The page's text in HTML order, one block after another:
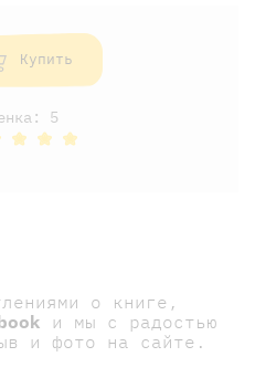
Купить
5
о книге,
и мы с радостью
и фото на сайте.